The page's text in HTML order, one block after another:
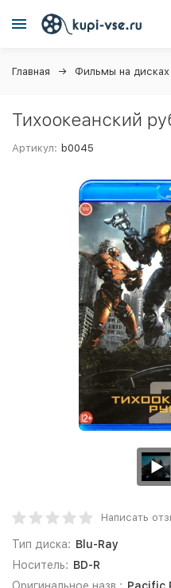
Главная Фильмы на дисках
Тихоокеанский
Артикул: b0045
Написать
Тип диска: Blu-Ray
Носитель: BD-R